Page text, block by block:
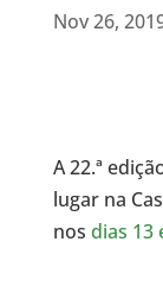
Nov 26,
A 22.ª
lugar na
nos dias 13